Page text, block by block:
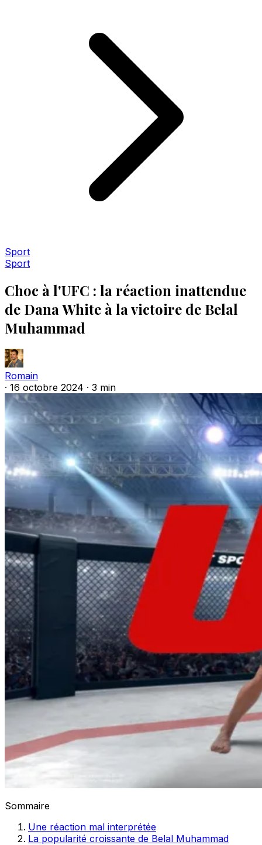
Sport
Sport
Choc à l'UFC : la réaction inattendue
de Dana White à la victoire de Belal
Muhammad
Romain
· 16 octobre 2024 · 3 min
Sommaire
Une réaction mal interprétée
La popularité croissante de Belal Muhammad